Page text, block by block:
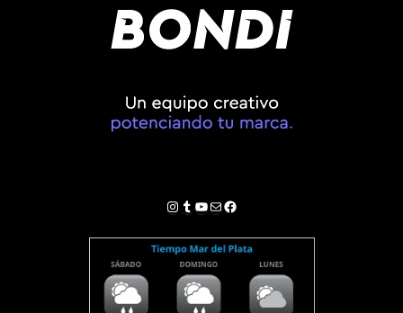
Instagram
Tumblr
YouTube
Correo electrónico
Facebook